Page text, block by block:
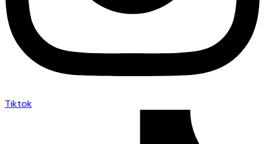
Tiktok